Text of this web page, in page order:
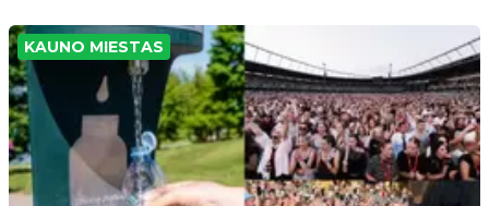
KAUNO MIESTAS